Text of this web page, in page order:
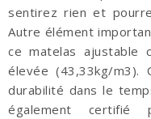
sentirez rien et
Autre élément
ce matelas ajustable
élevée (43,33kg/
durabilité dans le
également